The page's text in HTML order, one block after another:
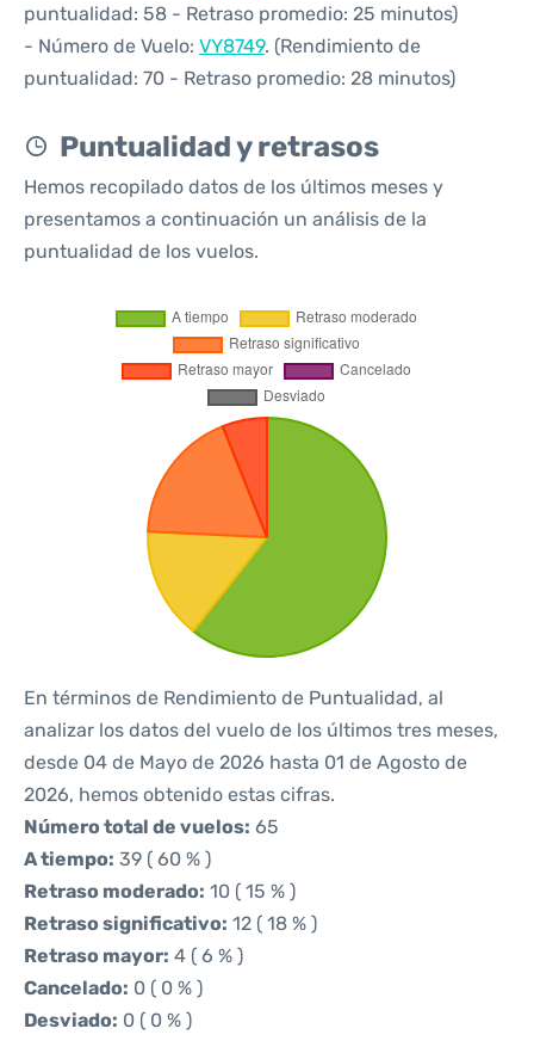
puntualidad: 58 - Retraso promedio: 25 minutos)
- Número de Vuelo: VY8749. (Rendimiento de
puntualidad: 70 - Retraso promedio: 28 minutos)
Puntualidad y retrasos
Hemos recopilado datos de los últimos meses y
presentamos a continuación un análisis de la
puntualidad de los vuelos.
En términos de Rendimiento de Puntualidad, al
analizar los datos del vuelo de los últimos tres meses,
desde 04 de Mayo de 2026 hasta 01 de Agosto de
2026, hemos obtenido estas cifras.
Número total de vuelos: 65
A tiempo: 39 ( 60 % )
Retraso moderado: 10 ( 15 % )
Retraso significativo: 12 ( 18 % )
Retraso mayor: 4 ( 6 % )
Cancelado: 0 ( 0 % )
Desviado: 0 ( 0 % )